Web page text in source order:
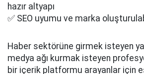
hazır altyapı
✅ SEO uyumu ve marka
Haber sektörüne girmek isteyen
medya ağı kurmak isteyen
bir içerik platformu arayanlar için